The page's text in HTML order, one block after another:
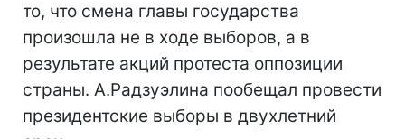
то, что смена главы государства
произошла не в ходе выборов, а в
результате акций протеста оппозиции
страны. А.Радзуэлина пообещал провести
президентские выборы в двухлетний